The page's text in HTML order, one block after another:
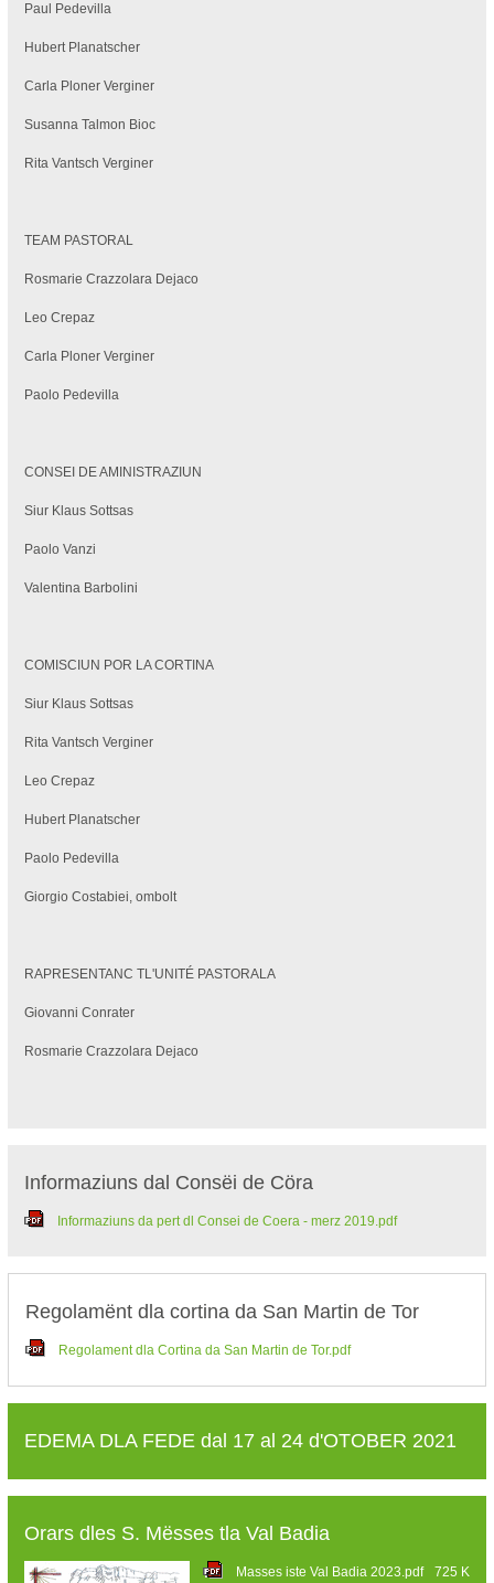
Paul Pedevilla
Hubert Planatscher
Carla Ploner Verginer
Susanna Talmon Bioc
Rita Vantsch Verginer
TEAM PASTORAL
Rosmarie Crazzolara Dejaco
Leo Crepaz
Carla Ploner Verginer
Paolo Pedevilla
CONSEI DE AMINISTRAZIUN
Siur Klaus Sottsas
Paolo Vanzi
Valentina Barbolini
COMISCIUN POR LA CORTINA
Siur Klaus Sottsas
Rita Vantsch Verginer
Leo Crepaz
Hubert Planatscher
Paolo Pedevilla
Giorgio Costabiei, ombolt
RAPRESENTANC TL'UNITÉ PASTORALA
Giovanni Conrater
Rosmarie Crazzolara Dejaco
Informaziuns dal Consëi de Cöra
Informaziuns da pert dl Consei de Coera - merz 2019.pdf
Regolamënt dla cortina da San Martin de Tor
Regolament dla Cortina da San Martin de Tor.pdf
EDEMA DLA FEDE dal 17 al 24 d'OTOBER 2021
Orars dles S. Mësses tla Val Badia
Masses iste Val Badia 2023.pdf 725 K